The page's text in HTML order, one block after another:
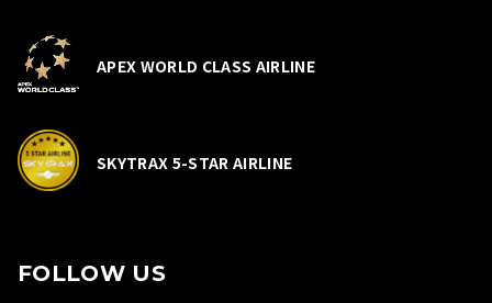
APEX WORLD CLASS AIRLINE
SKYTRAX 5-STAR AIRLINE
FOLLOW US